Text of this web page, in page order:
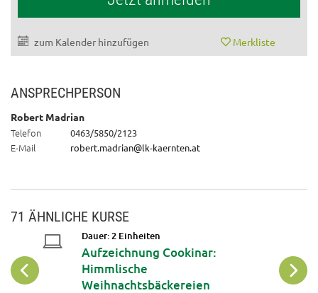
zum Kalender hinzufügen Merkliste
ANSPRECHPERSON
Robert Madrian
Telefon 0463/5850/2123
E-Mail robert.madrian@lk-kaernten.at
71 ÄHNLICHE KURSE
Dauer: 2 Einheiten
Aufzeichnung Cookinar:
Himmlische
Weihnachtsbäckereien